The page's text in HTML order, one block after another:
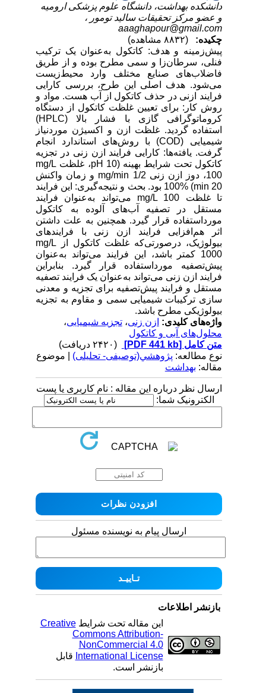
دانشکده بهداشت، دانشگاه علوم پزشکی ارومیه
و عضو مرکز تحقیقات سالید تومور ،
aaaghapour@gmail.com
چکیده:
پیش‌زمینه و هدف: کاتکول به‌عنوان یک ترکیب
فنلی، سرطان‌زا و سمی مطرح بوده و از طریق
فاضلاب‌های صنایع مختلف وارد محیط‌زیست
می‌شود. هدف اصلی این طرح، بررسی کارایی
فرایند ازنی در حذف کاتکول از آب هست. مواد و
روش کار: برای تعیین غلظت کاتکول از دستگاه
کروماتوگرافی گازی با فشار بالا (HPLC)
استفاده گردید. غلظت ازن و اکسیژن موردنیاز
شیمیایی (COD) با روش‌های استاندارد انجام
گرفت. یافته‌ها: کارایی فرایند ازن زنی در تجزیه
کاتکول تحت شرایط بهینه (10 pH، غلظت mg/L
100، دوز ازن زنی mg/min 1/2 و زمان واکنش
min 20) 100% بود. بحث و نتیجه‌گیری: این فرایند
تا غلظت mg/L 100 می‌تواند به‌عنوان فرایند
مستقل در تصفیه آب‌های آلوده به کاتکول
مورداستفاده قرار گیرد. همچنین به علت داشتن
اثر هم‌افزایی فرایند ازن زنی با فرایندهای
بیولوژیک، درصورتی‌که غلظت کاتکول از mg/L
1000 کمتر باشد، این فرایند می‌تواند به‌عنوان
پیش‌تصفیه مورداستفاده قرار گیرد. بنابراین
فرایند ازن زنی می‌تواند به‌عنوان یک فرایند تصفیه
مستقل و فرایند پیش‌تصفیه برای تجزیه و معدنی
سازی ترکیبات شیمیایی سمی و مقاوم به تجزیه
بیولوژیکی مطرح باشد.
واژه‌های کلیدی:ازن زنی،تجزیه شیمیایی،
محلول‌های آبی و کاتکول
متن کامل[PDF 441 kb]
نوع مطالعه:پژوهشي(توصیفی- تحلیلی) | موضوع
مقاله:بهداشت
ارسال نظر درباره این مقاله : نام کاربری یا پست
الکترونیک شما:
ارسال پیام به نویسنده مسئول
بازنشر اطلاعات
این مقاله تحت شرایطCreative
Commons Attribution-
NonCommercial 4.0
International Licenseقابل
بازنشر است.